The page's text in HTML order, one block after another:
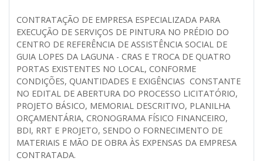
CONTRATAÇÃO DE EMPRESA ESPECIALIZADA PARA
EXECUÇÃO DE SERVIÇOS DE PINTURA NO PRÉDIO DO
CENTRO DE REFERÊNCIA DE ASSISTÊNCIA SOCIAL DE
GUIA LOPES DA LAGUNA - CRAS E TROCA DE QUATRO
PORTAS EXISTENTES NO LOCAL, CONFORME
CONDIÇÕES, QUANTIDADES E EXIGÊNCIAS CONSTANTE
NO EDITAL DE ABERTURA DO PROCESSO LICITATÓRIO,
PROJETO BÁSICO, MEMORIAL DESCRITIVO, PLANILHA
ORÇAMENTÁRIA, CRONOGRAMA FÍSICO FINANCEIRO,
BDI, RRT E PROJETO, SENDO O FORNECIMENTO DE
MATERIAIS E MÃO DE OBRA ÀS EXPENSAS DA EMPRESA
CONTRATADA.